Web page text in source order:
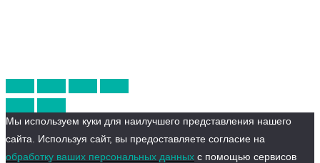
Мы используем куки для наилучшего представления нашего
сайта. Используя сайт, вы предоставляете согласие на
обработку ваших персональных данных с помощью сервисов